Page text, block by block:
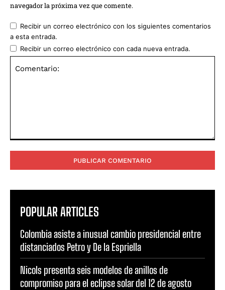
navegador la próxima vez que comente.
Recibir un correo electrónico con los siguientes comentarios
a esta entrada.
Recibir un correo electrónico con cada nueva entrada.
POPULAR ARTICLES
Colombia asiste a inusual cambio presidencial entre
distanciados Petro y De la Espriella
Nicols presenta seis modelos de anillos de
compromiso para el eclipse solar del 12 de agosto